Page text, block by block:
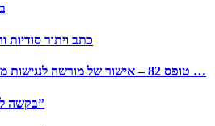
כתב ויתור סודיות
טופס 82 – אישור של מורשה לנגישות מבנים תשתיות וסביבה לתכנית …
בקשה להחלטת מיסוי ב”מסלול הירוק”